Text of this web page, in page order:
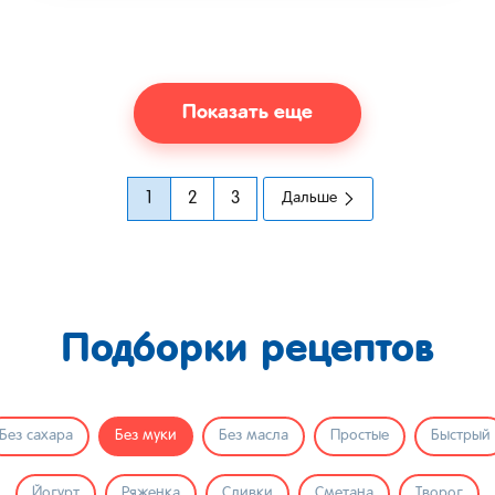
Показать еще
1 2 3 Дальше
Подборки рецептов
Без сахара Без муки Без масла Простые Быстрый